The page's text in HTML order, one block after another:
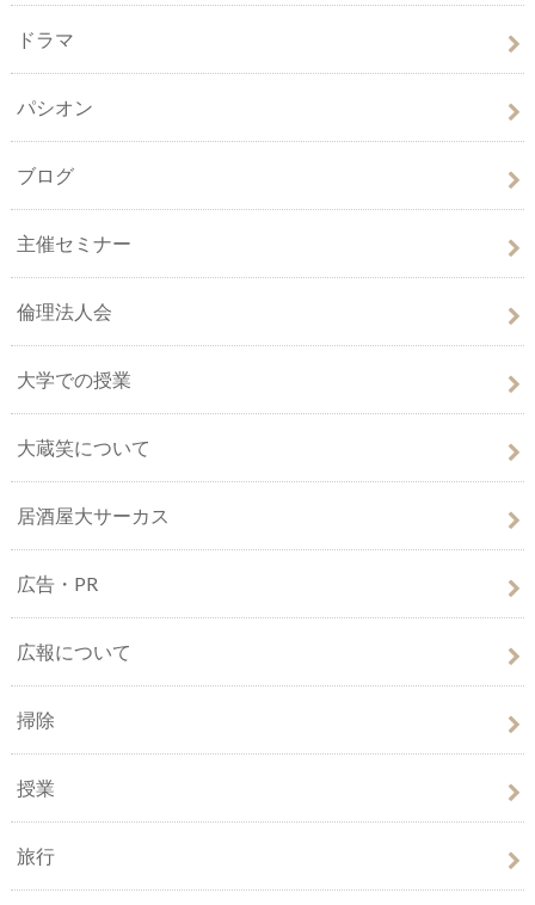
ドラマ
パシオン
ブログ
主催セミナー
倫理法人会
大学での授業
大蔵笑について
居酒屋大サーカス
広告・PR
広報について
掃除
授業
旅行